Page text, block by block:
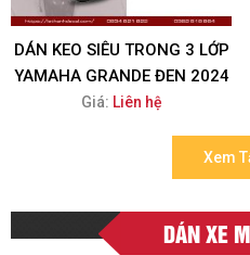
DÁN KEO SIÊU TRONG 3 LỚP
YAMAHA GRANDE ĐEN 2024
Giá: Liên hệ
Xem
DÁN XE